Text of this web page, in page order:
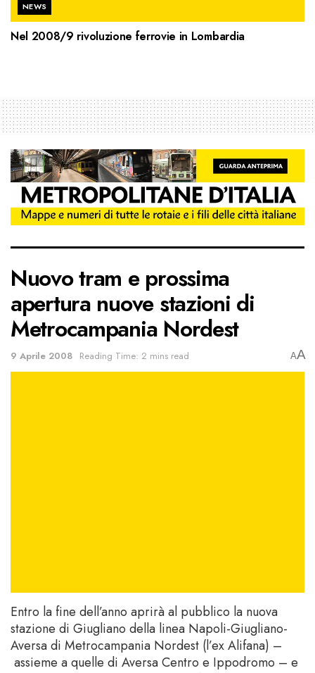
NEWS
Nel 2008/9 rivoluzione ferrovie in Lombardia
Nuovo tram e prossima
apertura nuove stazioni di
Metrocampania Nordest
9 Aprile 2008 Reading Time: 2 mins read AA
Entro la fine dell’anno aprirà al pubblico la nuova
stazione di Giugliano della linea Napoli-Giugliano-
Aversa di Metrocampania Nordest (l’ex Alifana) –
assieme a quelle di Aversa Centro e Ippodromo – e